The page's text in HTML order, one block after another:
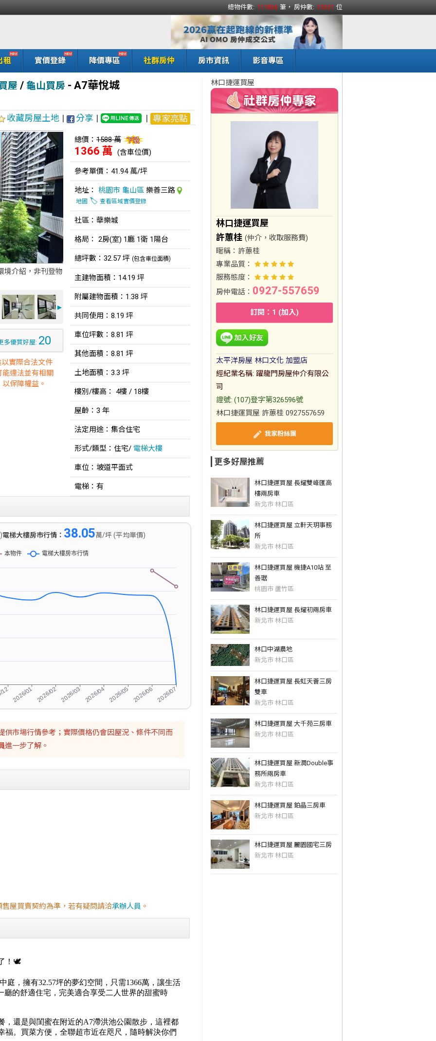
總物件數: 111836 筆， 房仲數: 15331 位
租 實價登錄 降價專區 社群房仲 房市資訊 影音專區
屋 / 龜山買房 - A7華悅城
收藏房屋土地 | 分享 | | 專家亮點
境介紹，非刊登物
►
多優質好屋: 20
實際合法文件
違法並有相關
保障權益。
總價： 1588 萬
1366 萬 (含車位價)
參考單價：41.94 萬/坪
地址： 桃園市 龜山區 樂善三路
地圖 🏷️ 查看區域實價登錄
社區：華樂城
格局： 2房(室) 1廳 1衛 1陽台
總坪數：32.57 坪 (包含車位面積)
主建物面積：14.19 坪
附屬建物面積：1.38 坪
共同使用：8.19 坪
車位坪數：8.81 坪
其他面積：8.81 坪
土地面積：3.3 坪
樓別/樓高： 4樓 / 18樓
屋齡：3 年
法定用途：集合住宅
形式/類型：住宅/ 電梯大樓
車位：坡道平面式
電梯：有
電梯大樓房市行情： 38.05萬/坪 (平均單價)
供市場行情參考；實際價格仍會因屋況、條件不同而
進一步了解。
屋買賣契約為準，若有疑問請洽承辦人員 。
林口捷運買屋
林口捷運買屋
許蕙桂 (仲介，收取服務費)
暱稱： 許蕙桂
專業品質：
服務態度：
房仲電話： 0927-557659
訂閱：1 (加入)
太平洋房屋 林口文化 加盟店
經紀業名稱: 躍龍門房屋仲介有限公
司
證號: (107)登字第326596號
林口捷運買屋 許蕙桂 0927557659
我家粉絲團
更多好屋推薦
林口捷運買屋 長耀雙峰匯高
樓兩房車
新北市 林口區
林口捷運買屋 立軒天玥事務
所
新北市 林口區
林口捷運買屋 機捷A10站 至
善琚
桃園市 蘆竹區
林口捷運買屋 長耀初兩房車
新北市 林口區
林口中湖農地
新北市 林口區
林口捷運買屋 長虹天薈三房
雙車
新北市 林口區
林口捷運買屋 大千苑三房車
新北市 林口區
林口捷運買屋 新潤Double事
務所兩房車
新北市 林口區
林口捷運買屋 鉑晶三房車
新北市 林口區
林口捷運買屋 麗園國宅三房
新北市 林口區